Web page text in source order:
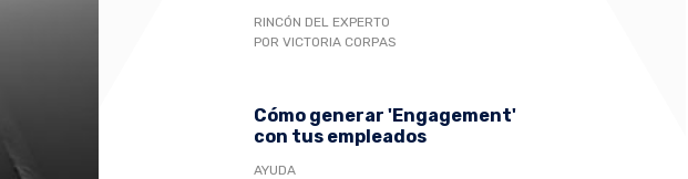
RINCÓN DEL EXPERTO
POR VICTORIA CORPAS
Cómo generar 'Engagement'
con tus empleados
AYUDA